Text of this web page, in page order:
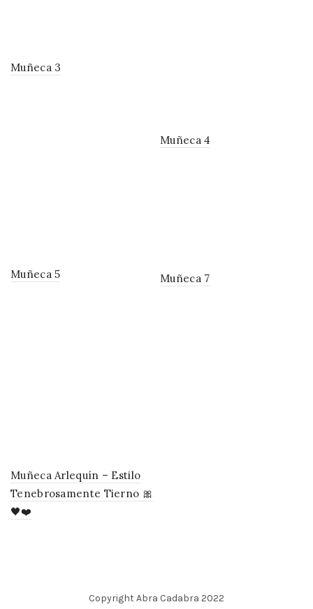
Muñeca 3
Muñeca 4
Muñeca 5 Muñeca 7
Muñeca Arlequín – Estilo
Tenebrosamente Tierno 🎀
🖤❤️
Copyright Abra Cadabra 2022